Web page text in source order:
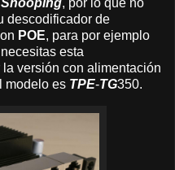
Snooping, por lo que no
descodificador de
POE, para por ejemplo
esta
versión con alimentación
modelo es TPE-TG350.